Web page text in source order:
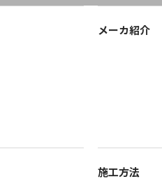
メーカ紹介
施工方法